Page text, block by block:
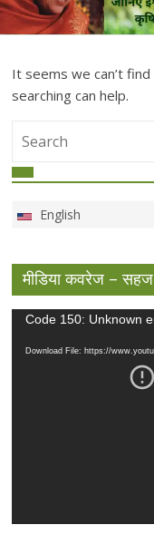
It seems we can’t
searching can help.
English
मीडिया कवरेज –
Video
Code 150: Unknown
Download File: https://